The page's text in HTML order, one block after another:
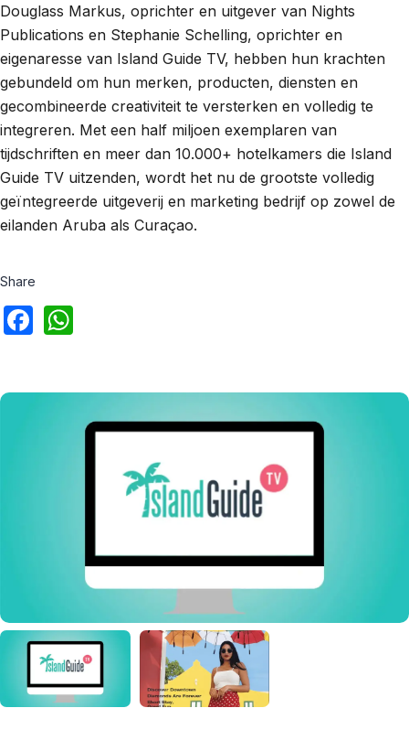
Douglass Markus, oprichter en uitgever van Nights
Publications en Stephanie Schelling, oprichter en
eigenaresse van Island Guide TV, hebben hun krachten
gebundeld om hun merken, producten, diensten en
gecombineerde creativiteit te versterken en volledig te
integreren. Met een half miljoen exemplaren van
tijdschriften en meer dan 10.000+ hotelkamers die Island
Guide TV uitzenden, wordt het nu de grootste volledig
geïntegreerde uitgeverij en marketing bedrijf op zowel de
eilanden Aruba als Curaçao.
Share